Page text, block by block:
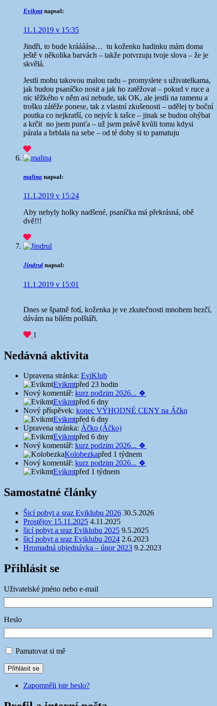
Evikmt napsal:
11.1.2019 v 15:35
Jindři, to bude kráááása… tu koženku hadinku mám doma
ještě v několika barvách – takže potvrzuju tvoje slova – že je
skvělá.
Jestli mohu takovou malou radu – promyslete s uživatelkama,
jak budou psaníčko nosit a jak ho zatěžovat – pokud v ruce a
nic těžkého v něm asi nebude, tak OK, ale jestli na ramenu a
trošku zátěže ponese, tak z vlastní zkušenosti – udělej ty boční
poutka co nejkratší, co nejvíc k tašce – jinak se budou ohýbat
a krčit no jsem punťa – už jsem právě kvůli tomu kdysi
párala a brblala na sebe – od té doby si to pamatuju
malina napsal:
11.1.2019 v 15:24
Aby nebyly holky nadšené, psaníčka má překrásná, obě
dvě!!!
Jindrul napsal:
11.1.2019 v 15:01
Dnes se špatně fotí, koženka je ve zkutečnosti mnohem hezčí,
dávám na bílém polštáři.
1
Nedávná aktivita
Upravena stránka: EviKlub
Evikmtpřed 23 hodin
Nový komentář: kurz podzim 2026... 🍀
Evikmtpřed 6 dny
Nový příspěvek: konec VÝHODNÉ CENY na Áčko
Evikmtpřed 6 dny
Upravena stránka: Áčko (Áčko)
Evikmtpřed 6 dny
Nový komentář: kurz podzim 2026... 🍀
Kolobezkapřed 1 týdnem
Nový komentář: kurz podzim 2026... 🍀
Evikmtpřed 1 týdnem
Samostatné články
Šicí pobyt a sraz Eviklubu 2026 30.5.2026
Prostějov 15.11.2025 4.11.2025
šicí pobyt a sraz Eviklubu 2025 9.5.2025
šicí pobyt a sraz Eviklubu 2024 2.6.2023
Hromadná objednávka – únor 2023 9.2.2023
Přihlásit se
Uživatelské jméno nebo e-mail
Heslo
Pamatovat si mě
Přihlásit se
Zapomněli jste heslo?